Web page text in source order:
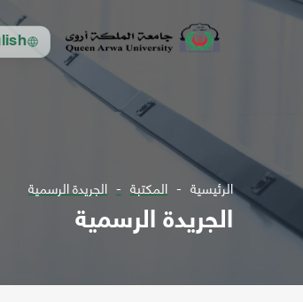
الرئيسية المكتبة الجريدة الرسمية
الجريدة الرسمية